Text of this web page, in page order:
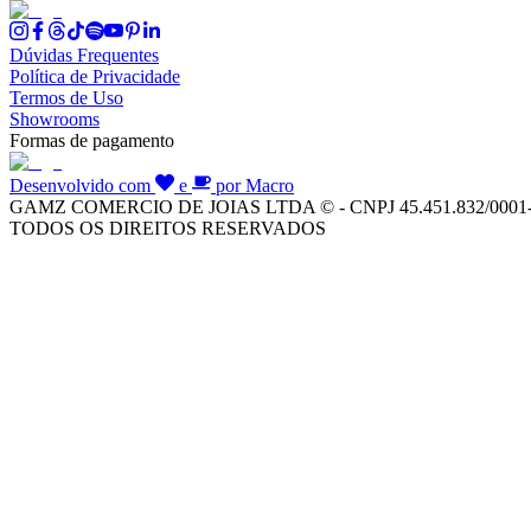
Dúvidas Frequentes
Política de Privacidade
Termos de Uso
Showrooms
Formas de pagamento
Desenvolvido com e
por Macro
GAMZ COMERCIO DE JOIAS LTDA © - CNPJ 45.451.832/
TODOS OS DIREITOS RESERVADOS